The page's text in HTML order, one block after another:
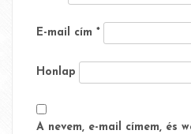
E-mail cím *
Honlap
A nevem, e-mail címem, és